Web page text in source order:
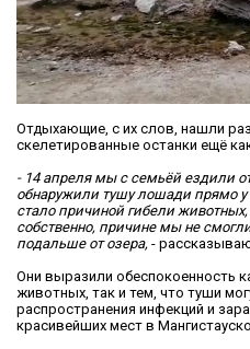
Отдыхающие, с их слов, нашли
скелетированные останки ещё
- 14 апреля мы с семьёй ездили
обнаружили тушу лошади прямо у
стало причиной гибели
собственно, причине мы не
подальше от озера, -
Они выразили обеспокоенность
животных, так и тем, что туши
распространения инфекций и
красивейших мест в